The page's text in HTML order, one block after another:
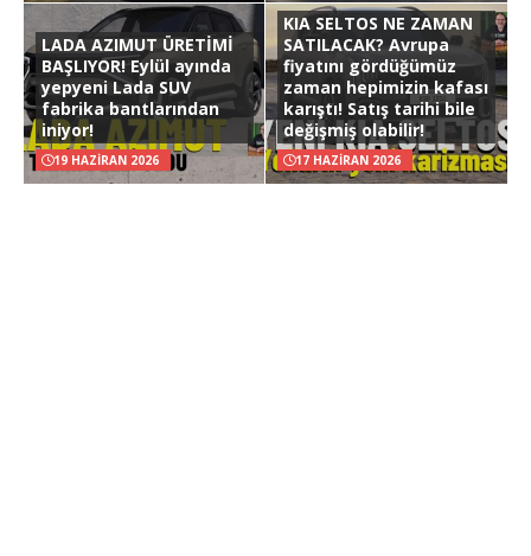
LADA AZIMUT ÜRETİMİ
BAŞLIYOR! Eylül ayında
yepyeni Lada SUV
fabrika bantlarından
iniyor!
19 HAZIRAN 2026
KIA SELTOS NE ZAMAN
SATILACAK? Avrupa
fiyatını gördüğümüz
zaman hepimizin kafası
karıştı! Satış tarihi bile
değişmiş olabilir!
17 HAZIRAN 2026